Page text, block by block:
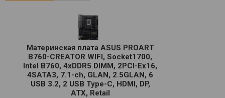
Материнская плата ASUS PROART
B760-CREATOR WIFI, Socket1700,
Intel B760, 4xDDR5 DIMM, 2PCI-Ex16,
4SATA3, 7.1-ch, GLAN, 2.5GLAN, 6
USB 3.2, 2 USB Type-C, HDMI, DP,
ATX, Retail